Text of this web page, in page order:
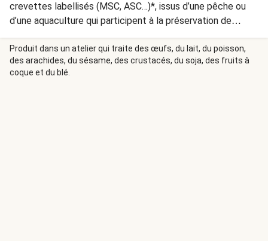
crevettes labellisés (MSC, ASC…)*, issus d’une pêche ou
d’une aquaculture qui participent à la préservation de
l'environnement. *D’autres labels environnementaux
peuvent également être présents selon
l’approvisionnement.
Produit dans un atelier qui traite des œufs, du lait, du poisson,
des arachides, du sésame, des crustacés, du soja, des fruits à
coque et du blé.